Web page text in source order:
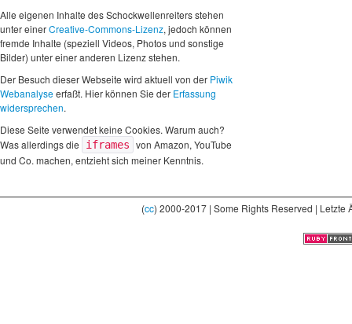
Alle eigenen Inhalte des Schockwellenreiters stehen
unter einerCreative-Commons-Lizenz, jedoch können
fremde Inhalte (speziell Videos, Photos und sonstige
Bilder) unter einer anderen Lizenz stehen.
Der Besuch dieser Webseite wird aktuell von der Piwik
Webanalyseerfaßt. Hier können Sie der Erfassung
widersprechen.
Diese Seite verwendet keine Cookies. Warum auch?
Was allerdings die
iframes von Amazon, YouTube
und Co. machen, entzieht sich meiner Kenntnis.
(cc) 2000-2017 | Some Rights Reserved |